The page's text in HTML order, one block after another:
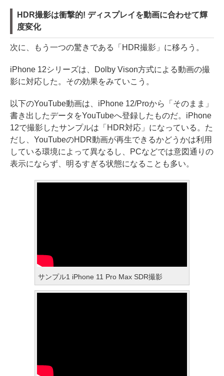
HDR撮影は衝撃的! ディスプレイを動画に合わせて輝
度変化
次に、もう一つの驚きである「HDR撮影」に移ろう。
iPhone 12シリーズは、Dolby Vison方式による動画の撮
影に対応した。その効果をみていこう。
以下のYouTube動画は、iPhone 12/Proから「そのまま」
書き出したデータをYouTubeへ登録したものだ。iPhone
12で撮影したサンプルは「HDR対応」になっている。た
だし、YouTubeのHDR動画が再生できるかどうかは利用
している環境によって異なるし、PCなどでは意図通りの
表示にならず、明るすぎる状態になることも多い。
サンプル1 iPhone 11 Pro Max SDR撮影